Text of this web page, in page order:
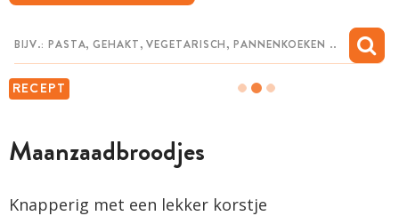
RECEPT
Maanzaadbroodjes
Knapperig met een lekker korstje
MIJN BEWAARDE RECEPTEN